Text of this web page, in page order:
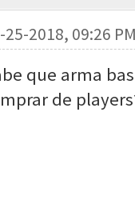
25-2018, 09:26
que arma
de